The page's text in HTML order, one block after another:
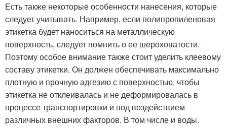
Есть также некоторые особенности нанесения, которые
следует учитывать. Например, если полипропиленовая
этикетка будет наноситься на металлическую
поверхность, следует помнить о ее шероховатости.
Поэтому особое внимание также стоит уделить клеевому
составу этикетки. Он должен обеспечивать максимально
плотную и прочную адгезию с поверхностью, чтобы
этикетка не отклеивалась и не деформировалась в
процессе транспортировки и под воздействием
различных внешних факторов. В том числе и воды.